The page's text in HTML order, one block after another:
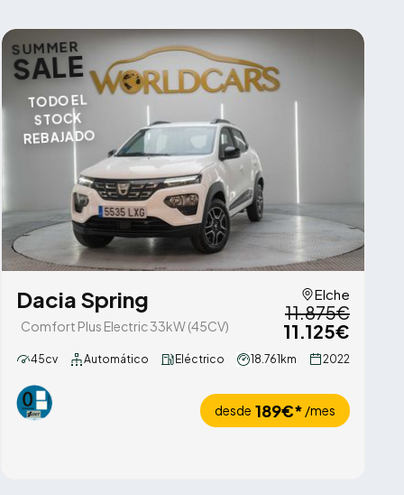
SUMMER
SALE
TODO EL
STOCK
REBAJADO
Dacia Spring
Comfort Plus Electric 33kW (45CV)
Elche
11.875€
11.125€
45cv Automático Eléctrico 18.761km 2022
desde 189€* /mes